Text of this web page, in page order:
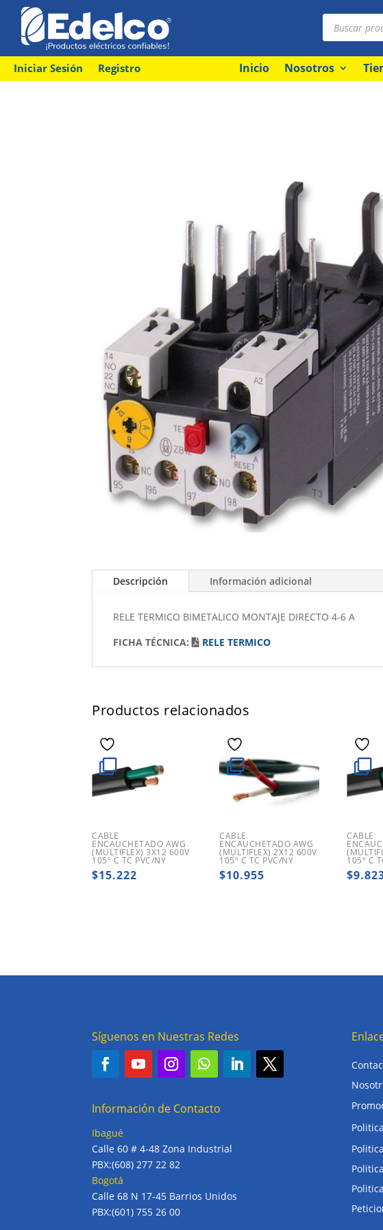
Búsqueda
productos
Iniciar Sesión Registro Inicio Nosotros
Descripción Información adicional
RELE TERMICO BIMETALICO MONTAJE DIRECTO 4-6 A
FICHA TÉCNICA:
RELE TERMICO
Productos relacionados
CABLE
ENCAUCHETADO AWG
(MULTIFLEX) 3X12 600V
105º C TC PVC/NY
$15.222
CABLE
ENCAUCHETADO AWG
(MULTIFLEX) 2X12 600V
105º C TC PVC/NY
$10.955
CABLE
105º C
$
Síguenos en Nuestras Redes
Información de Contacto
Ibagué
Calle 60 # 4-48 Zona Industrial
PBX:(608) 277 22 82
Bogotá
Calle 68 N 17-45 Barrios Unidos
PBX:(601) 755 26 00